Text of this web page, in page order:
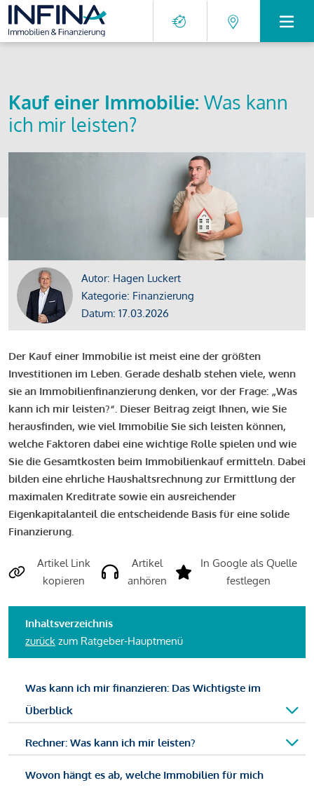
Kauf einer Immobilie: Was kann
ich mir leisten?
Autor: Hagen Luckert
Kategorie: Finanzierung
Datum: 17.03.2026
Der Kauf einer Immobilie ist meist eine der größten
Investitionen im Leben. Gerade deshalb stehen viele, wenn
sie an Immobilienfinanzierung denken, vor der Frage: „Was
kann ich mir leisten?“. Dieser Beitrag zeigt Ihnen, wie Sie
herausfinden, wie viel Immobilie Sie sich leisten können,
welche Faktoren dabei eine wichtige Rolle spielen und wie
Sie die Gesamtkosten beim Immobilienkauf ermitteln. Dabei
bilden eine ehrliche Haushaltsrechnung zur Ermittlung der
maximalen Kreditrate sowie ein ausreichender
Eigenkapitalanteil die entscheidende Basis für eine solide
Finanzierung.
Artikel Link
kopieren
Artikel
anhören
In Google als Quelle
festlegen
Inhaltsverzeichnis
zurück zum Ratgeber-Hauptmenü
Was kann ich mir finanzieren: Das Wichtigste im
Überblick
Rechner: Was kann ich mir leisten?
Wovon hängt es ab, welche Immobilien für mich